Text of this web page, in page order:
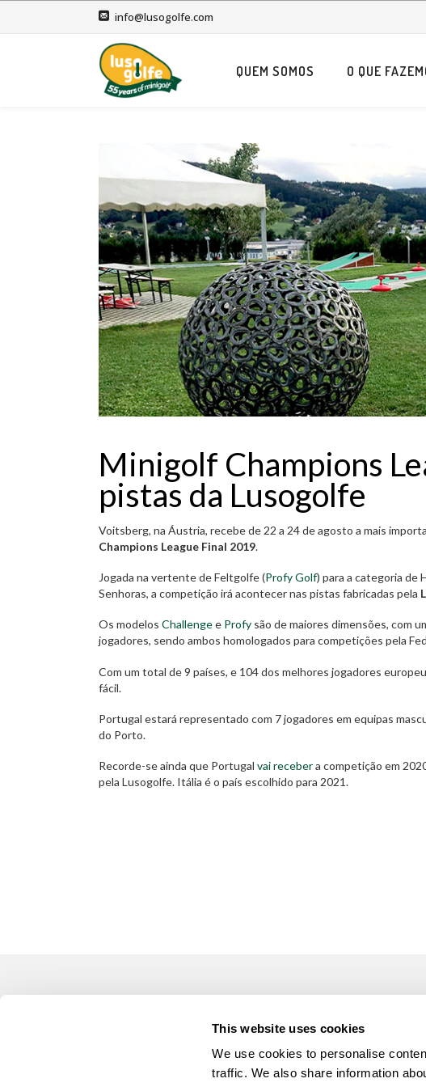
This website uses cookies
We use cookies to personalise
traffic. We also share information
info@lusogolfe.com
QUEM SOMOS O QUE
Minigolf Champions
pistas da Lusogolfe
Voitsberg, na Áustria, recebe de 22 a 24 de agosto a mais
Champions League Final 2019.
Jogada na vertente de Feltgolfe (Profy Golf) para a categoria de
Senhoras, a competição irá acontecer nas pistas fabricadas pela
Os modelos Challengee Profy são de maiores dimensões, com
jogadores, sendo ambos homologados para competições pela
Com um total de 9 países, e 104 dos melhores jogadores
fácil.
Portugal estará representado com 7 jogadores em equipas
do Porto.
Recorde-se ainda que Portugal vai recebera competição em
pela Lusogolfe. Itália é o país escolhido para 2021.
(Chamada para rede móvel nacional)
info@lusogolfe.com
Alugar Minigolfe
Manutenção /
Formação